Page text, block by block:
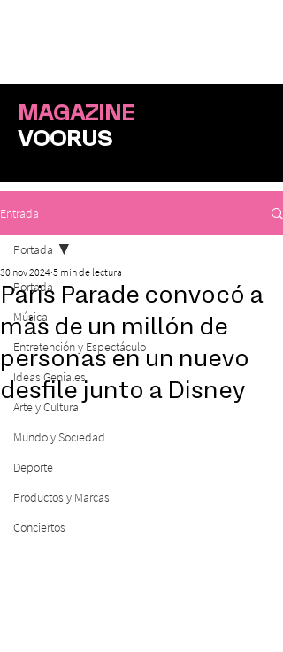
MAGAZINE
VOORUS
Entrada
Portada
Música
Entretención y Espectáculo
Ideas Geniales
Arte y Cultura
Mundo y Sociedad
Deporte
Productos y Marcas
Conciertos
Portada
Paris Parade convocó a
más de un millón de
personas en un nuevo
desfile junto a Disney
30 nov 2024 5 min de lectura